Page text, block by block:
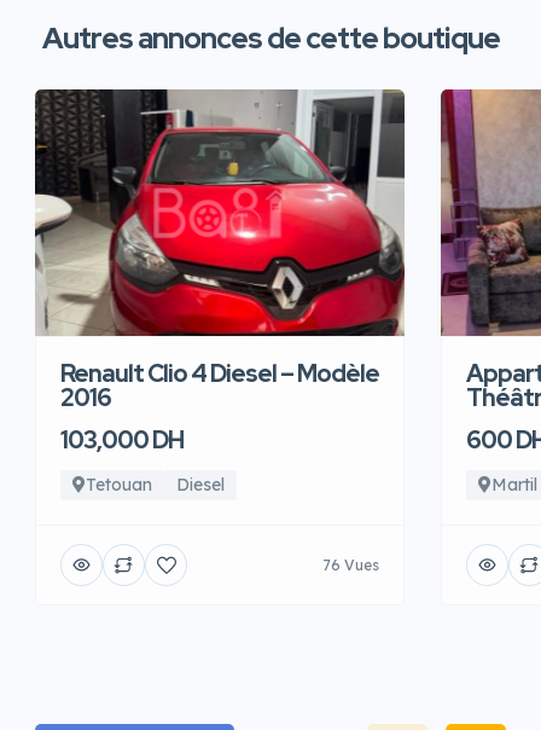
Autres annonces de cette boutique
Renault Clio 4 Diesel – Modèle
2016
103,000 DH
Tetouan Diesel
76 Vues
600
Martil